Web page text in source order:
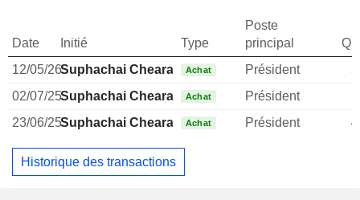
Date Initié Type
Poste
principal
12/05/26Suphachai Chearavanont
Achat Président
02/07/25Suphachai Chearavanont
Achat Président
23/06/25Suphachai Chearavanont
Achat Président
Historique des transactions